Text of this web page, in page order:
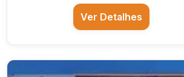
Ver Detalhes